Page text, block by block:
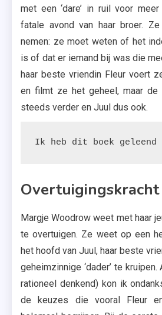
met een ‘dare’ in ruil voor
fatale avond van haar broer.
nemen: ze moet weten of het
is of dat er iemand bij was die
haar beste vriendin Fleur voert
en filmt ze het geheel, maar de
steeds verder en Juul dus ook.
Ik heb dit boek
Overtuigingskracht
Margje Woodrow weet met haar
te overtuigen. Ze weet op een
het hoofd van Juul, haar beste
geheimzinnige ‘dader’ te
rationeel denkend) kon ik
de keuzes die vooral Fleur